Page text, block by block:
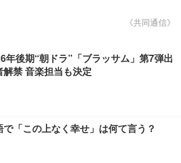
《共同通信》
年後期“朝ドラ”「ブラッサム」第7弾出
解禁 音楽担当も決定
で「この上なく幸せ」は何て言う？